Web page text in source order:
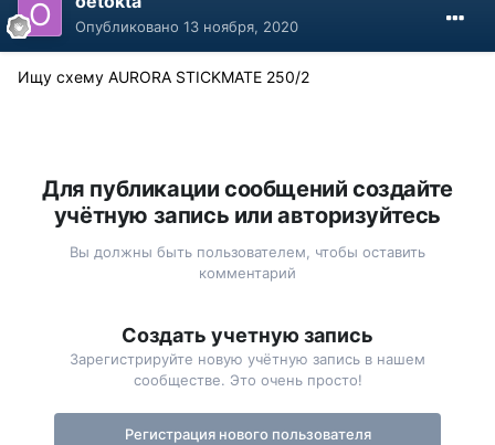
Опубликовано 13 ноября, 2020
Ищу схему AURORA STICKMATE 250/2
Для публикации сообщений создайте
учётную запись или авторизуйтесь
Вы должны быть пользователем, чтобы оставить
комментарий
Создать учетную запись
Зарегистрируйте новую учётную запись в нашем
сообществе. Это очень просто!
Регистрация нового пользователя